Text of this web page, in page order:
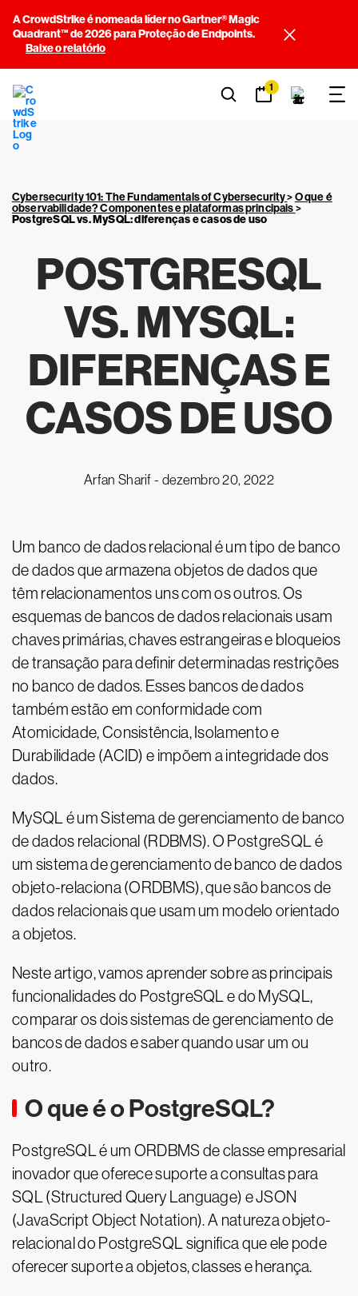
A CrowdStrike é nomeada líder no Gartner® Magic
Quadrant™ de 2026 para Proteção de Endpoints.
Baixe o relatório
1
Cybersecurity 101: The Fundamentals of Cybersecurity>O que é
observabilidade? Componentes e plataformas principais>
PostgreSQL vs. MySQL: diferenças e casos de uso
POSTGRESQL
VS. MYSQL:
DIFERENÇAS E
CASOS DE USO
Arfan Sharif - dezembro 20, 2022
Um banco de dados relacional é um tipo de banco
de dados que armazena objetos de dados que
têm relacionamentos uns com os outros. Os
esquemas de bancos de dados relacionais usam
chaves primárias, chaves estrangeiras e bloqueios
de transação para definir determinadas restrições
no banco de dados. Esses bancos de dados
também estão em conformidade com
Atomicidade, Consistência, Isolamento e
Durabilidade (ACID) e impõem a integridade dos
dados.
MySQL é um Sistema de gerenciamento de banco
de dados relacional (RDBMS). O PostgreSQL é
um sistema de gerenciamento de banco de dados
objeto-relaciona (ORDBMS), que são bancos de
dados relacionais que usam um modelo orientado
a objetos.
Neste artigo, vamos aprender sobre as principais
funcionalidades do PostgreSQL e do MySQL,
comparar os dois sistemas de gerenciamento de
bancos de dados e saber quando usar um ou
outro.
O que é o PostgreSQL?
PostgreSQL é um ORDBMS de classe empresarial
inovador que oferece suporte a consultas para
SQL (Structured Query Language) e JSON
(JavaScript Object Notation). A natureza objeto-
relacional do PostgreSQL significa que ele pode
oferecer suporte a objetos, classes e herança.